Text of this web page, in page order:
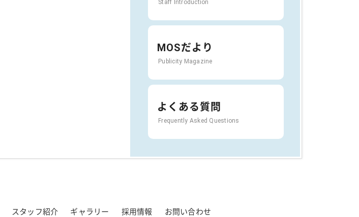
Staff Introduction
MOSだより
Publicity Magazine
よくある質問
Frequently Asked Questions
スタッフ紹介 ギャラリー 採用情報 お問い合わせ